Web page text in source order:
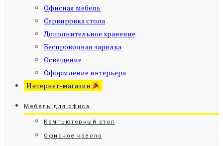
Офисная мебель
Сервировка стола
Дополнительное хранение
Беспроводная зарядка
Освещение
Оформление интерьера
Интернет-магазин
Мебель для офиса
Компьютерный стол
Офисное кресло